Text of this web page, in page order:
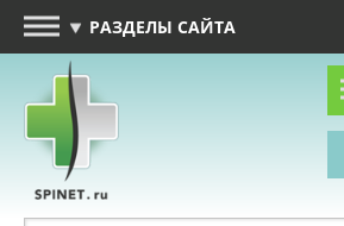
РАЗДЕЛЫ САЙТА